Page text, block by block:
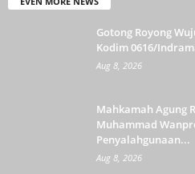
Gotong Royong
Kodim 0616/
Aug 8, 2026
Mahkamah Agung
Muhammad
Penyalahgunaan...
Aug 8, 2026